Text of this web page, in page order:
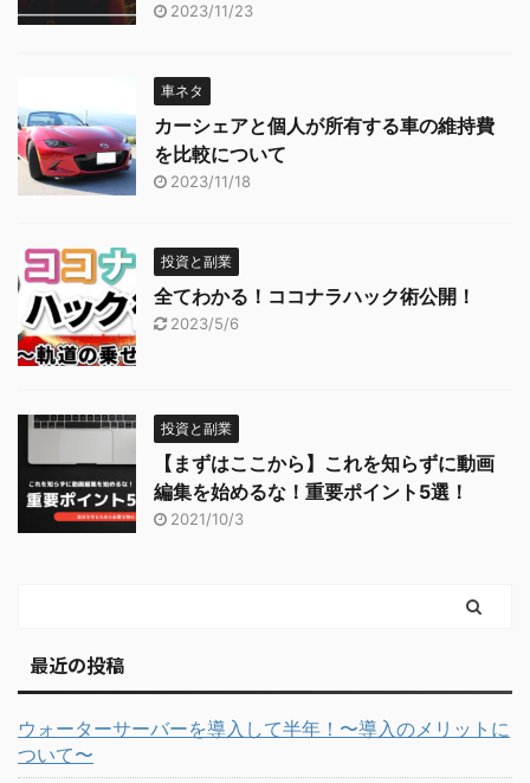
2023/11/23
車ネタ
カーシェアと個人が所有する車の維持費
を比較について
2023/11/18
投資と副業
全てわかる！ココナラハック術公開！
2023/5/6
投資と副業
【まずはここから】これを知らずに動画
編集を始めるな！重要ポイント5選！
2021/10/3
最近の投稿
ウォーターサーバーを導入して半年！〜導入のメリットに
ついて〜